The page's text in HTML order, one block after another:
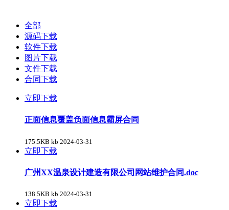
全部
源码下载
软件下载
图片下载
文件下载
合同下载
立即下载
正面信息覆盖负面信息霸屏合同
175.5KB kb 2024-03-31
立即下载
广州XX温泉设计建造有限公司网站维护合同.doc
138.5KB kb 2024-03-31
立即下载